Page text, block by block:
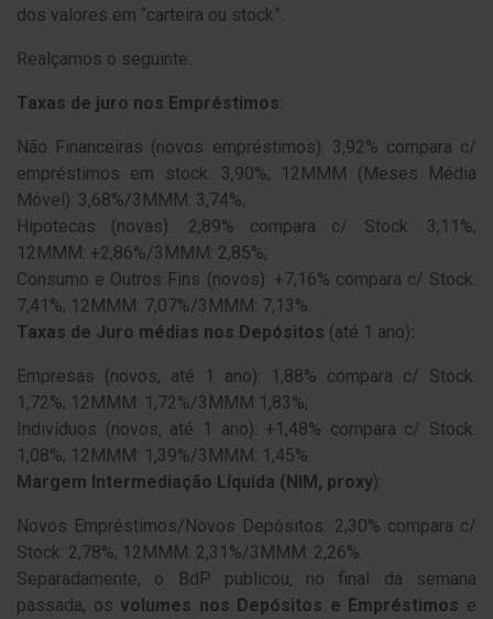
dos valores em “carteira ou stock”.
Realçamos o seguinte:
Taxas de juro nos Empréstimos:
Não Financeiras (novos empréstimos): 3,92% compara c/
empréstimos em stock: 3,90%; 12MMM (Meses Média
Móvel): 3,68%/3MMM: 3,74%;
Hipotecas (novas): 2,89% compara c/ Stock: 3,11%;
12MMM: +2,86%/3MMM: 2,85%;
Consumo e Outros Fins (novos): +7,16% compara c/ Stock:
7,41%; 12MMM: 7,07%/3MMM: 7,13%.
Taxas de Juro médias nos Depósitos (até 1 ano):
Empresas (novos, até 1 ano): 1,88% compara c/ Stock:
1,72%; 12MMM: 1,72%/3MMM 1,83%;
Indivíduos (novos, até 1 ano): +1,48% compara c/ Stock:
1,08%; 12MMM: 1,39%/3MMM: 1,45%.
Margem Intermediação Líquida (NIM, proxy):
Novos Empréstimos/Novos Depósitos: 2,30% compara c/
Stock: 2,78%; 12MMM: 2,31%/3MMM: 2,26%.
Separadamente, o BdP publicou, no final da semana
passada, os volumes nos Depósitos e Empréstimos e